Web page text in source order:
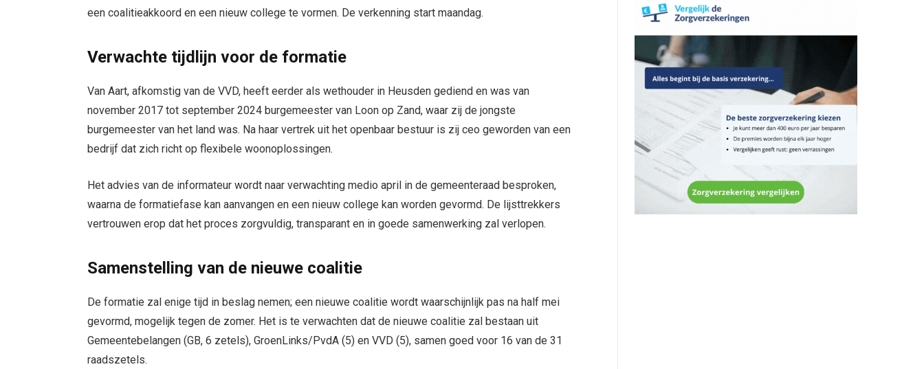
een coalitieakkoord en een nieuw college te vormen. De verkenning start maandag.
Verwachte tijdlijn voor de formatie
Van Aart, afkomstig van de VVD, heeft eerder als wethouder in Heusden gediend en was van
november 2017 tot september 2024 burgemeester van Loon op Zand, waar zij de jongste
burgemeester van het land was. Na haar vertrek uit het openbaar bestuur is zij ceo geworden van een
bedrijf dat zich richt op flexibele woonoplossingen.
Het advies van de informateur wordt naar verwachting medio april in de gemeenteraad besproken,
waarna de formatiefase kan aanvangen en een nieuw college kan worden gevormd. De lijsttrekkers
vertrouwen erop dat het proces zorgvuldig, transparant en in goede samenwerking zal verlopen.
Samenstelling van de nieuwe coalitie
De formatie zal enige tijd in beslag nemen; een nieuwe coalitie wordt waarschijnlijk pas na half mei
gevormd, mogelijk tegen de zomer. Het is te verwachten dat de nieuwe coalitie zal bestaan uit
Gemeentebelangen (GB, 6 zetels), GroenLinks/PvdA (5) en VVD (5), samen goed voor 16 van de 31
raadszetels.